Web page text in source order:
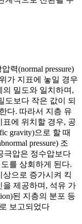
력(normal pressure)
가 지표에 놓일 경우
밀도와 일치하며,
도보다 작은 값이 되
다. 따라서 지층 유
표에 위치할 경우, 공
gravity)으로 할 때
pressure) 조
극압은 정수압보다
를 상회하게 된다.
상으로 증가시켜 킥
을 제공하며, 석유 가
된 지층의 분포 등
보고되었다